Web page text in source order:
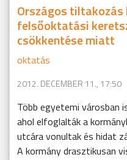
Országos
felsőoktatási
csökkentése miatt
oktatás
2012. DECEMBER 11., 17:50
Több egyetemi
ahol elfoglalták a
utcára vonultak és hidat
A kormány drasztikusan